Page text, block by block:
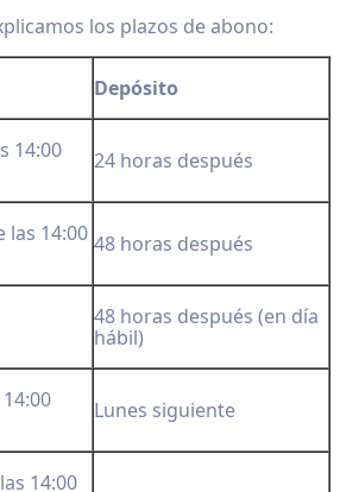
los plazos de abono:
Depósito
14:00
24 horas después
las 14:00 48 horas después
48 horas después (en día
hábil)
Lunes siguiente
14:00